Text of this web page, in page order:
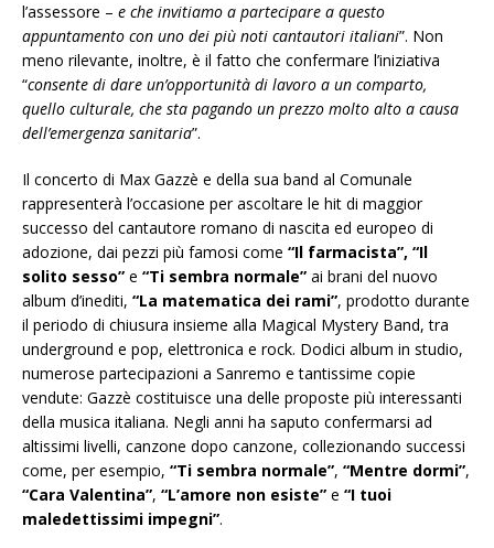
l’assessore – e che invitiamo a partecipare a questo
appuntamento con uno dei più noti cantautori italiani”. Non
meno rilevante, inoltre, è il fatto che confermare l’iniziativa
“consente di dare un’opportunità di lavoro a un comparto,
quello culturale, che sta pagando un prezzo molto alto a causa
dell’emergenza sanitaria”.
Il concerto di Max Gazzè e della sua band al Comunale
rappresenterà l’occasione per ascoltare le hit di maggior
successo del cantautore romano di nascita ed europeo di
adozione, dai pezzi più famosi come “Il farmacista”, “Il
solito sesso” e “Ti sembra normale” ai brani del nuovo
album d’inediti, “La matematica dei rami”, prodotto durante
il periodo di chiusura insieme alla Magical Mystery Band, tra
underground e pop, elettronica e rock. Dodici album in studio,
numerose partecipazioni a Sanremo e tantissime copie
vendute: Gazzè costituisce una delle proposte più interessanti
della musica italiana. Negli anni ha saputo confermarsi ad
altissimi livelli, canzone dopo canzone, collezionando successi
come, per esempio, “Ti sembra normale”, “Mentre dormi”,
“Cara Valentina”, “L’amore non esiste” e “I tuoi
maledettissimi impegni”.